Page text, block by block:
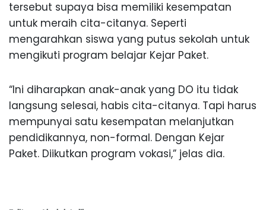
tersebut supaya bisa memiliki kesempatan
untuk meraih cita-citanya. Seperti
mengarahkan siswa yang putus sekolah untuk
mengikuti program belajar Kejar Paket.
“Ini diharapkan anak-anak yang DO itu tidak
langsung selesai, habis cita-citanya. Tapi harus
mempunyai satu kesempatan melanjutkan
pendidikannya, non-formal. Dengan Kejar
Paket. Diikutkan program vokasi,” jelas dia.